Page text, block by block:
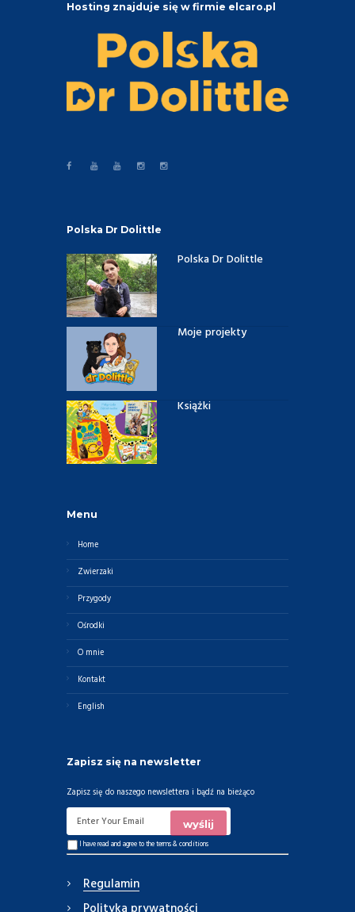
Hosting znajduje się w firmie elcaro.pl
Polska Dr Dolittle
Polska Dr Dolittle
Moje projekty
Książki
Menu
Home
Zwierzaki
Przygody
Ośrodki
O mnie
Kontakt
English
Zapisz się na newsletter
Zapisz się do naszego newslettera i bądź na bieżąco
I have read and agree to theterms & conditions
Regulamin